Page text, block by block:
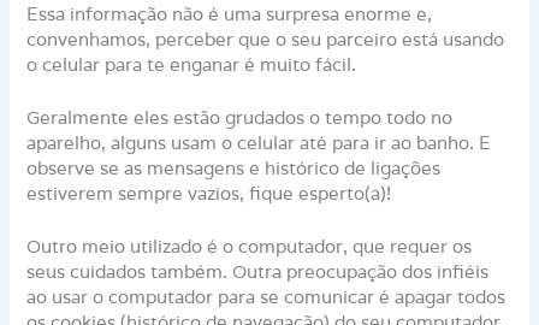
Essa informação não é uma surpresa enorme e,
convenhamos, perceber que o seu parceiro está usando
o celular para te enganar é muito fácil.
Geralmente eles estão grudados o tempo todo no
aparelho, alguns usam o celular até para ir ao banho. E
observe se as mensagens e histórico de ligações
estiverem sempre vazios, fique esperto(a)!
Outro meio utilizado é o computador, que requer os
seus cuidados também. Outra preocupação dos infiéis
ao usar o computador para se comunicar é apagar todos